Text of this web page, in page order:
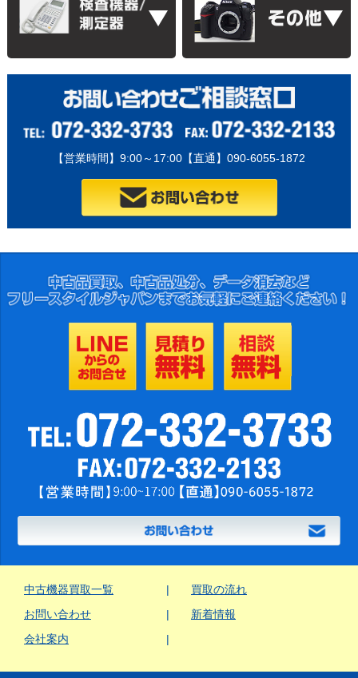
【営業時間】9:00～17:00【直通】090-6055-1872
中古機器買取一覧
買取の流れ
お問い合わせ
新着情報
会社案内